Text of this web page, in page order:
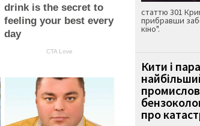
drink is the secret to
feeling your best every
day
CTA Love
статтю 301
прибравши
кіно".
Кити і
про